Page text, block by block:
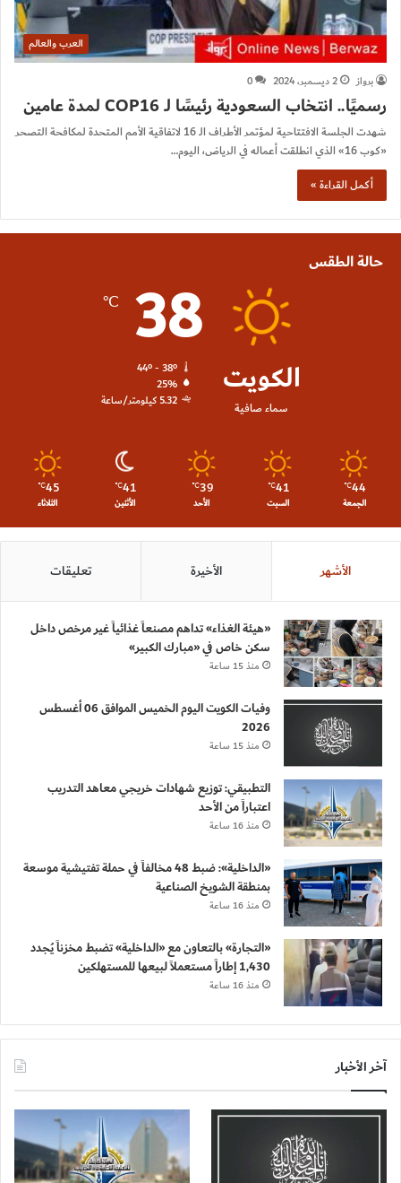
العرب والعالم
برواز
2 ديسمبر، 2024 0
رسميًا.. انتخاب السعودية رئيسًا لـ COP16 لمدة عامين
شهدت الجلسة الافتتاحية لمؤتمر الأطراف الـ 16 لاتفاقية الأمم المتحدة لمكافحة التصحر
«كوب 16» الذي انطلقت أعماله في الرياض، اليوم…
أكمل القراءة »
حالة الطقس
الكويت
سماء صافية
38
℃
44º - 38º
25%
5.32 كيلومتر/ساعة
44
℃
الجمعة
41
℃
السبت
39
℃
الأحد
41
℃
الأثنين
45
℃
الثلاثاء
الأشهر الأخيرة تعليقات
«هيئة الغذاء» تداهم مصنعاً غذائياً غير مرخص داخل
سكن خاص في «مبارك الكبير»
منذ 15 ساعة
وفيات الكويت اليوم الخميس الموافق 06 أغسطس
2026
منذ 15 ساعة
التطبيقي: توزيع شهادات خريجي معاهد التدريب
اعتباراً من الأحد
منذ 16 ساعة
«الداخلية»: ضبط 48 مخالفاً في حملة تفتيشية موسعة
بمنطقة الشويخ الصناعية
منذ 16 ساعة
«التجارة» بالتعاون مع «الداخلية» تضبط مخزناً يُجدد
1,430 إطاراً مستعملاً لبيعها للمستهلكين
منذ 16 ساعة
آخر الأخبار